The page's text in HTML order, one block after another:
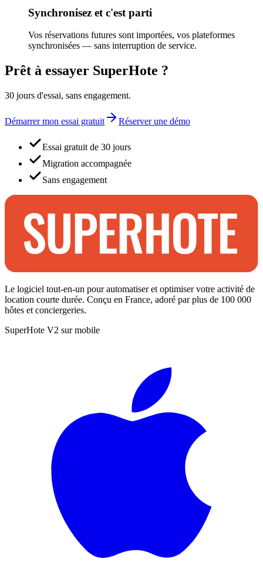
Synchronisez et c'est parti
Vos réservations futures sont importées, vos plateformes
synchronisées — sans interruption de service.
Prêt à essayer SuperHote ?
30 jours d'essai, sans engagement.
Démarrer mon essai gratuit Réserver une démo
Essai gratuit de 30 jours
Migration accompagnée
Sans engagement
Le logiciel tout-en-un pour automatiser et optimiser votre activité de
location courte durée. Conçu en France, adoré par plus de 100 000
hôtes et conciergeries.
SuperHote V2 sur mobile